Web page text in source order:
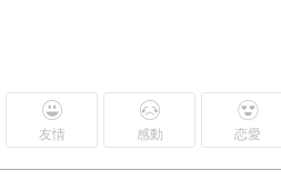
友情 感動 恋愛